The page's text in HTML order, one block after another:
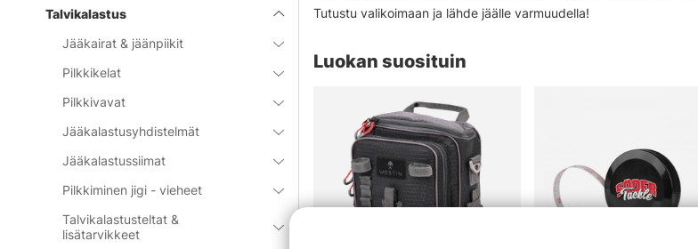
Talvikalastus
Jääkairat & jäänpiikit
Pilkkikelat
Pilkkivavat
Jääkalastusyhdistelmät
Jääkalastussiimat
Pilkkiminen jigi - vieheet
Talvikalastusteltat &
lisätarvikkeet
Tutustu valikoimaan ja lähde jäälle varmuudella!
Luokan suosituin